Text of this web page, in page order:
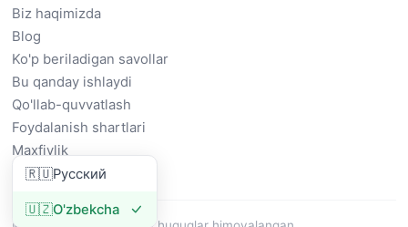
Biz haqimizda
Blog
Ko'p beriladigan savollar
Bu qanday ishlaydi
Qo'llab-quvvatlash
Foydalanish shartlari
Maxfiylik
🇷🇺Русский
🇺🇿O'zbekcha